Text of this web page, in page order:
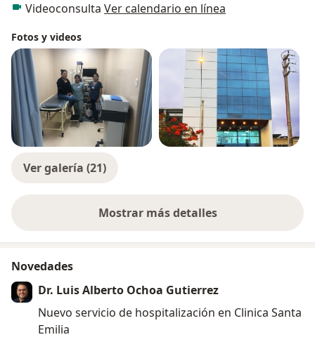
Videoconsulta Ver calendario en línea
Fotos y videos
Ver galería (21)
Mostrar más detalles
sobre la experiencia
Novedades
Dr. Luis Alberto Ochoa Gutierrez
Nuevo servicio de hospitalización en Clinica Santa
Emilia